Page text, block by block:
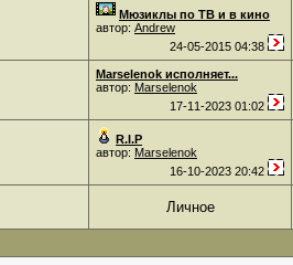
Мюзиклы по ТВ и в кино
автор: Andrew
24-05-2015 04:38
Marselenok исполняет...
автор: Marselenok
17-11-2023 01:02
R.I.P
автор: Marselenok
16-10-2023 20:42
Личное